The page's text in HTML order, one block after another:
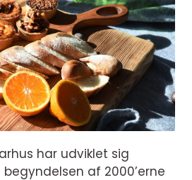
har udviklet sig
af 2000’erne